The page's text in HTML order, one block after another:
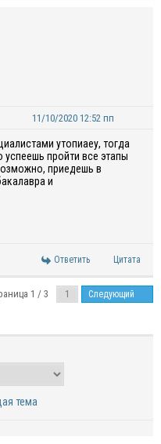
11/10/2020 12:52 пп
утопиаеу, тогда
успеешь пройти все этапы
приедешь в
и
Ответить Цитата
1 / 3 Следующий
тема